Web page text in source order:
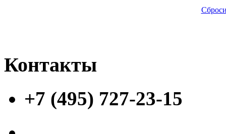
Контакты
+7 (495) 727-23-15